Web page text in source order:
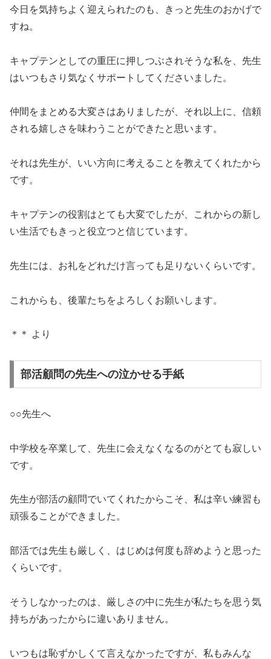
今日を気持ちよく迎えられたのも、きっと先生のおかげで
すね。
キャプテンとしての重圧に押しつぶされそうな私を、先生
はいつもさり気なくサポートしてくださいました。
仲間をまとめる大変さはありましたが、それ以上に、信頼
される嬉しさを味わうことができたと思います。
それは先生が、いい方向に考えることを教えてくれたから
です。
キャプテンの役割はとても大変でしたが、これからの新し
い生活でもきっと役立つと信じています。
先生には、お礼をどれだけ言っても足りないくらいです。
これからも、後輩たちをよろしくお願いします。
＊＊ より
部活顧問の先生への泣かせる手紙
○○先生へ
中学校を卒業して、先生に会えなくなるのがとても寂しい
です。
先生が部活の顧問でいてくれたからこそ、私は辛い練習も
頑張ることができました。
部活では先生も厳しく、はじめは何度も辞めようと思った
くらいです。
そうしなかったのは、厳しさの中に先生が私たちを思う気
持ちがあったからに違いありません。
いつもは恥ずかしくて言えなかったですが、私もみんな